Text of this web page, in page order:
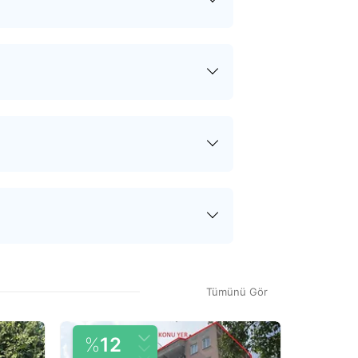
Devir sürecinin her adımında
Tümünü Gör
%12